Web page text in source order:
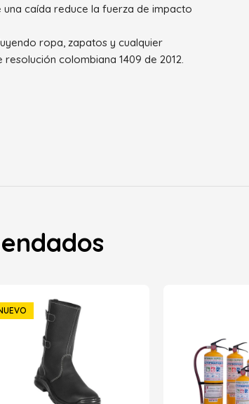
una caída reduce la fuerza de impacto
ropa, zapatos y cualquier
colombiana 1409 de 2012.